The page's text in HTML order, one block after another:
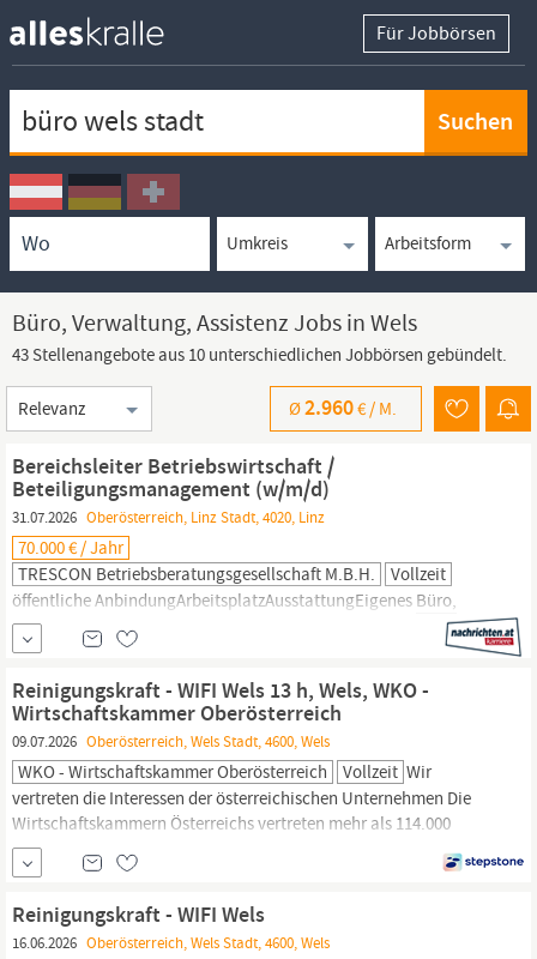
Für Jobbörsen
Ortssuche
Umkreissuche
Arbeitsform
Büro, Verwaltung, Assistenz Jobs in Wels
43 Stellenangebote aus 10 unterschiedlichen Jobbörsen gebündelt.
Sortierung
Ø2.960€ / M.
Bereichsleiter Betriebswirtschaft /
Beteiligungsmanagement (w/m/d)
31.07.2026 Oberösterreich, Linz Stadt, 4020, Linz
70.000 € / Jahr
TRESCON Betriebsberatungsgesellschaft M.b.H.
Vollzeit
öffentliche AnbindungArbeitsplatzAusstattungEigenes Büro,
Barrierefreiheit,
KommunikationszonenGesundheitsförderungSport- und
bewerbenChristina Ausserwöger, MAchristina.ausserwoeger
Gewerbe und EnergieBank, Versicherung und
DienstleistungPublic ServicesGesundheit und MedizinHandel und
FMCGIT...
Reinigungskraft - WIFI Wels 13 h, Wels, WKO -
Wirtschaftskammer Oberösterreich
09.07.2026 Oberösterreich, Wels Stadt, 4600, Wels
WKO - Wirtschaftskammer Oberösterreich Vollzeit Wir
vertreten die Interessen der österreichischen Unternehmen Die
Wirtschaftskammern Österreichs vertreten mehr als 114.000
Mitgliedsbetriebe. Als starke Stimme der Unternehmen setzen wir
uns für eine zukunftsorientierte und wirtschaftsfreundliche Politik
Reinigungskraft - WIFI Wels
16.06.2026 Oberösterreich, Wels Stadt, 4600, Wels